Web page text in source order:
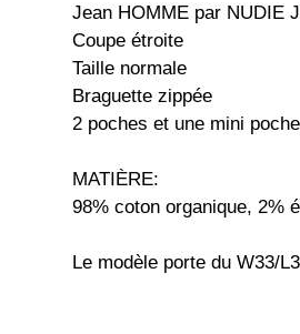
Jean HOMME par NUDIE
Coupe étroite
Taille normale
Braguette zippée
2 poches et une mini
MATIÈRE:
98% coton organique, 2%
Le modèle porte du W33/